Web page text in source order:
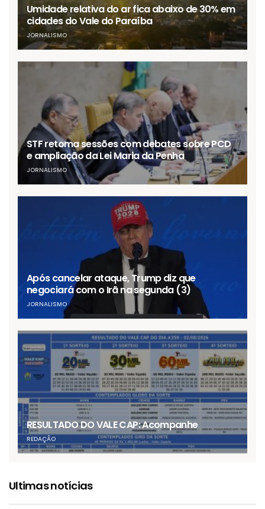
Umidade relativa do ar fica abaixo de 30% em
cidades do Vale do Paraíba
JORNALISMO
STF retoma sessões com debates sobre PCD
e ampliação da Lei Maria da Penha
JORNALISMO
Após cancelar ataque, Trump diz que
negociará com o Irã na segunda (3)
JORNALISMO
RESULTADO DO VALE CAP: Acompanhe
REDAÇÃO
Ultimas notícias